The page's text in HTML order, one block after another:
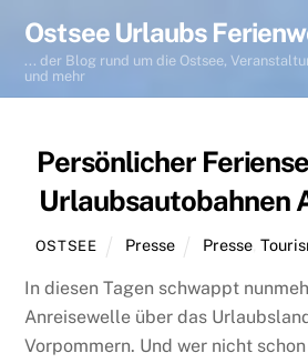
content
Ostsee Urlaubs
... der Blog rund um die Ostsee,
und mehr
Persönlicher
Urlaubsautobahnen
OSTSEE Presse Presse ,
In diesen Tagen schwappt
Anreisewelle über das
Vorpommern. Und wer nicht